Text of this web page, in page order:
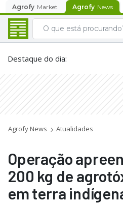
Agrofy Market Agrofy News
Destaque do dia:
Agrofy News Atualidades
Operação
200 kg de
em terra